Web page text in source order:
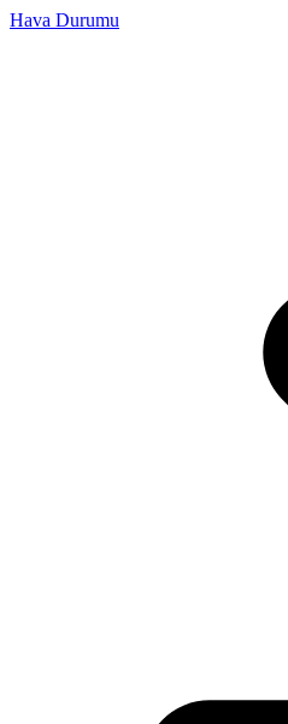
Hava Durumu